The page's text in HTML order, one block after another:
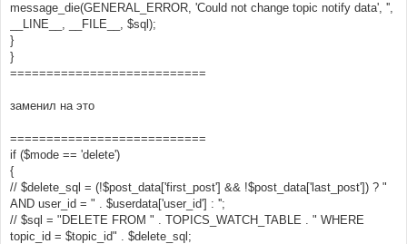
message_die(GENERAL_ERROR, 'Could not change topic notify data', '',
__LINE__, __FILE__, $sql);
}
}
===========================
заменил на это
===========================
if ($mode == 'delete')
{
// $delete_sql = (!$post_data['first_post'] && !$post_data['last_post']) ? "
AND user_id = " . $userdata['user_id'] : '';
// $sql = "DELETE FROM " . TOPICS_WATCH_TABLE . " WHERE
topic_id = $topic_id" . $delete_sql;